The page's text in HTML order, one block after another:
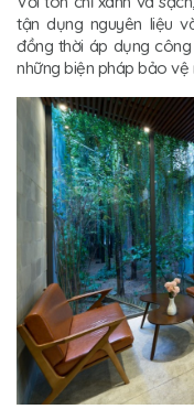
tận dụng nguyên liệu
đồng thời áp dụng
những biện pháp bảo